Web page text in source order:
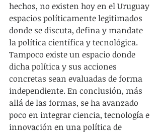
hechos, no existen hoy en el Uruguay
espacios políticamente legitimados
donde se discuta, defina y mandate
la política científica y tecnológica.
Tampoco existe un espacio donde
dicha política y sus acciones
concretas sean evaluadas de forma
independiente. En conclusión, más
allá de las formas, se ha avanzado
poco en integrar ciencia, tecnología e
innovación en una política de